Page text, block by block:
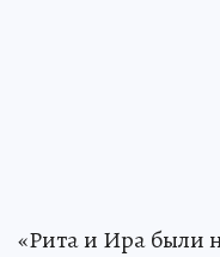
«Рита и Ира были